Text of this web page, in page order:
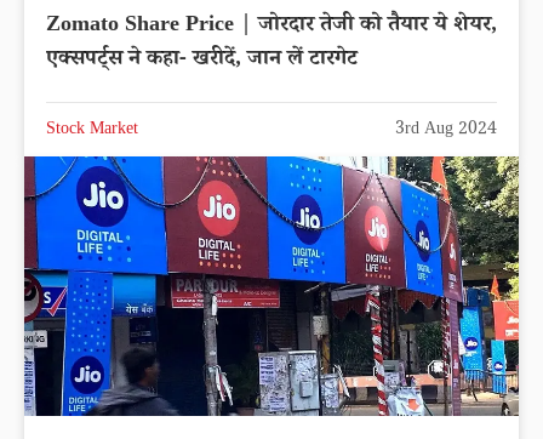
Zomato Share Price | जोरदार तेजी को तैयार ये शेयर,
एक्सपर्ट्स ने कहा- खरीदें, जान लें टारगेट
Stock Market 3rd Aug 2024